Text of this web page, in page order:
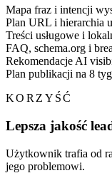
Mapa fraz i intencji
Plan URL i hierarchia
Treści usługowe i
FAQ, schema.org i
Rekomendacje AI
Plan publikacji na 8
KORZYŚĆ
Lepsza jakość
Użytkownik trafia od
jego problemowi.